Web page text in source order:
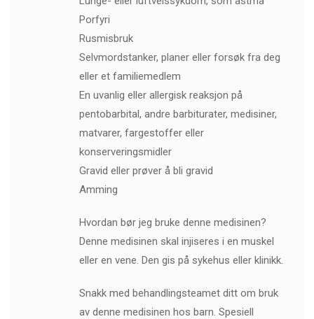
Porfyri
Rusmisbruk
Selvmordstanker, planer eller forsøk fra deg
eller et familiemedlem
En uvanlig eller allergisk reaksjon på
pentobarbital, andre barbiturater, medisiner,
matvarer, fargestoffer eller
konserveringsmidler
Gravid eller prøver å bli gravid
Amming
Hvordan bør jeg bruke denne medisinen?
Denne medisinen skal injiseres i en muskel
eller en vene. Den gis på sykehus eller klinikk.
Snakk med behandlingsteamet ditt om bruk
av denne medisinen hos barn. Spesiell